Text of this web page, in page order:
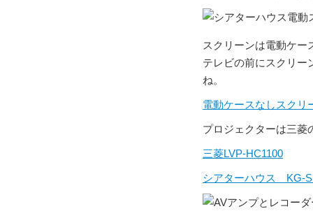
スクリーンは電動ケー
テレビの前にスクリー
ね。
電動ケースなしスク
プロジェクターは三菱
三菱LVP-HC1100
シアターハウス KG-